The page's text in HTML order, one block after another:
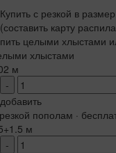
Купить с резкой в размер
(составить карту
целыми хлыстами
хлыстами
м
-
добавить
пополам ·
м
-